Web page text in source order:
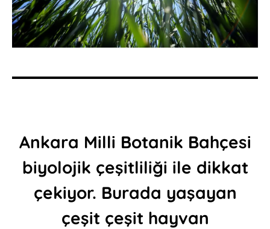
Ankara Milli Botanik Bahçesi
biyolojik çeşitliliği ile dikkat
çekiyor. Burada yaşayan
çeşit çeşit hayvan